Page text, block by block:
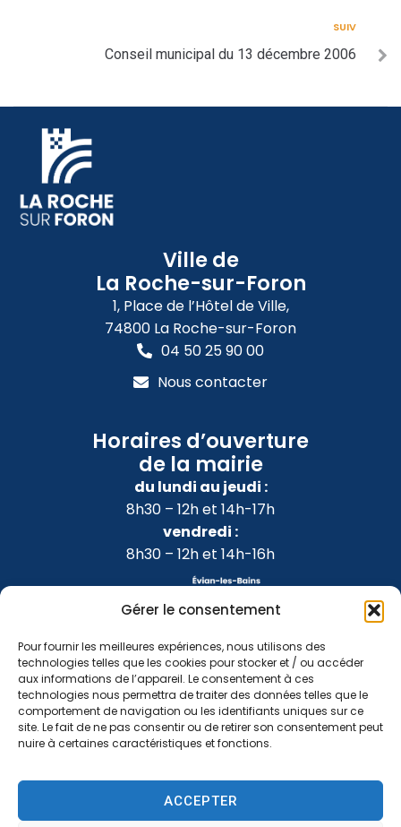
Gérer le consentement
Pour fournir les meilleures expériences, nous utilisons des
technologies telles que les cookies pour stocker et / ou accéder
aux informations de l’appareil. Le consentement à ces
technologies nous permettra de traiter des données telles que le
comportement de navigation ou les identifiants uniques sur ce
site. Le fait de ne pas consentir ou de retirer son consentement peut
nuire à certaines caractéristiques et fonctions.
ACCEPTER
SUIV
Conseil municipal du 13 décembre 2006
Ville de
La Roche-sur-Foron
1, Place de l’Hôtel de Ville,
74800 La Roche-sur-Foron
04 50 25 90 00
Nous contacter
Horaires d’ouverture
de la mairie
du lundi au jeudi :
8h30 – 12h et 14h-17h
vendredi :
8h30 – 12h et 14h-16h
Confidentialité